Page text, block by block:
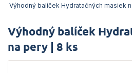
Výhodný balíček Hydratačných masiek
Výhodný balíček
na pery | 8 ks